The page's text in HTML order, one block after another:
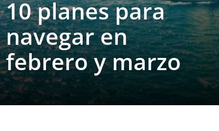
10 planes para
navegar en
febrero y marzo